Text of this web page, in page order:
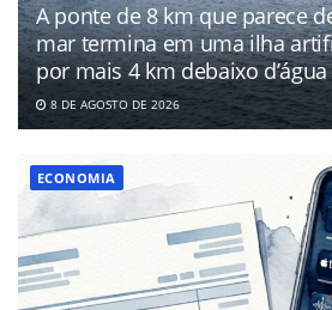
A ponte de 8 km que parece
mar termina em uma ilha
por mais 4 km debaixo d’água
8 DE AGOSTO DE 2026
ECONOMIA